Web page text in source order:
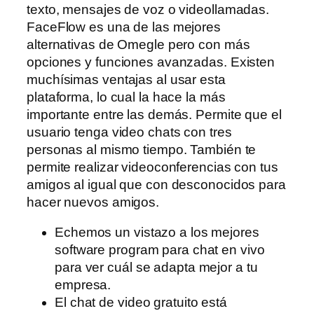
texto, mensajes de voz o videollamadas.
FaceFlow es una de las mejores
alternativas de Omegle pero con más
opciones y funciones avanzadas. Existen
muchísimas ventajas al usar esta
plataforma, lo cual la hace la más
importante entre las demás. Permite que el
usuario tenga video chats con tres
personas al mismo tiempo. También te
permite realizar videoconferencias con tus
amigos al igual que con desconocidos para
hacer nuevos amigos.
Echemos un vistazo a los mejores
software program para chat en vivo
para ver cuál se adapta mejor a tu
empresa.
El chat de video gratuito está